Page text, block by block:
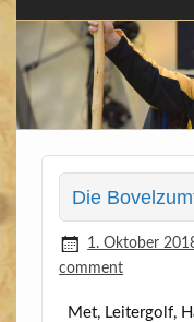
Die
1. Oktober
comment
Met, Lei­ter­golf,